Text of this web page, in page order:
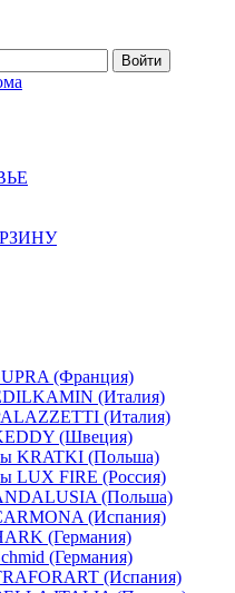
(Франция)
(Италия)
(Италия)
(Швеция)
KRATKI (Польша)
LUX FIRE (Россия)
(Польша)
(Испания)
(Германия)
(Германия)
(Испания)